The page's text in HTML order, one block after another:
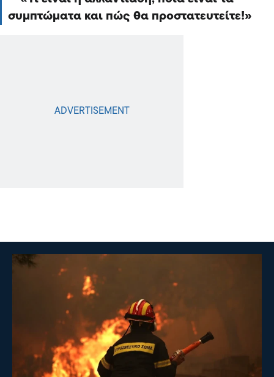
συμπτώματα και πώς θα προστατευτείτε!